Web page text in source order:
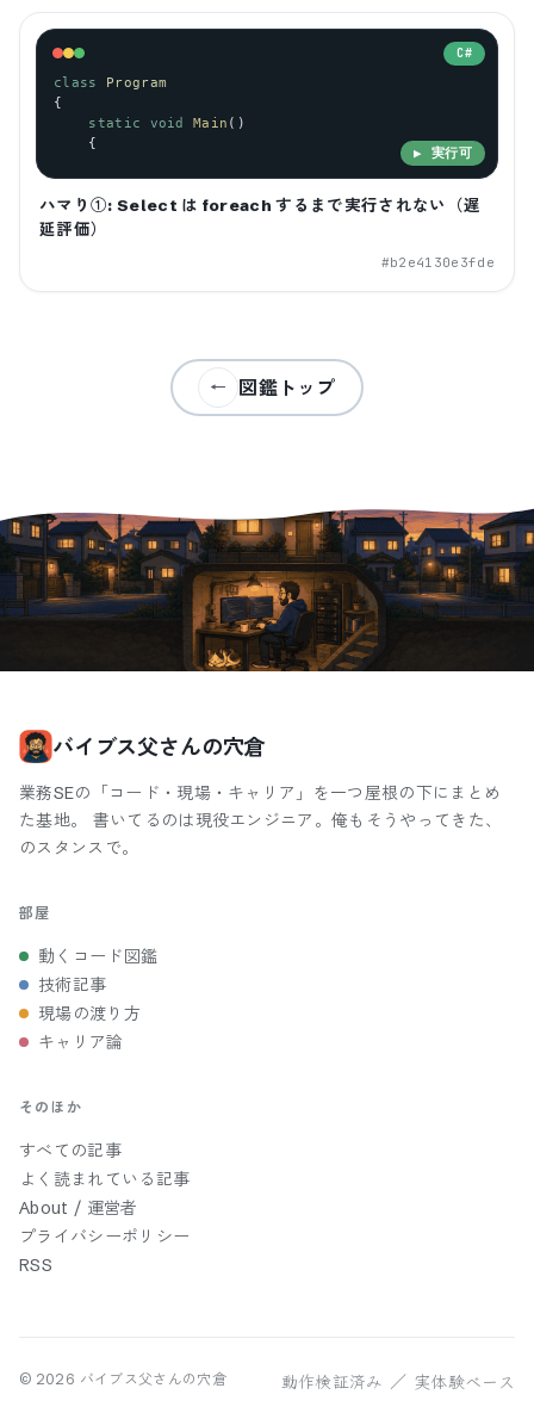
C#
class
Program
{
static
void Main ()
    {
▶ 実行可
ハマり①: Select は foreach するまで実行されない（遅
延評価）
#b2e4130e3fde
← 図鑑トップ
バイブス父さんの穴倉
業務SEの「コード・現場・キャリア」を一つ屋根の下にまとめ
た基地。 書いてるのは現役エンジニア。俺もそうやってきた、
のスタンスで。
部屋
動くコード図鑑
技術記事
現場の渡り方
キャリア論
そのほか
すべての記事
よく読まれている記事
About / 運営者
プライバシーポリシー
RSS
© 2026 バイブス父さんの穴倉 動作検証済み ／ 実体験ベース